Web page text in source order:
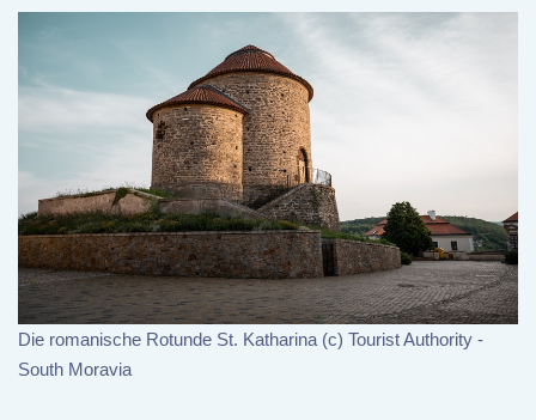
Die romanische Rotunde St. Katharina (c) Tourist Authority -
South Moravia